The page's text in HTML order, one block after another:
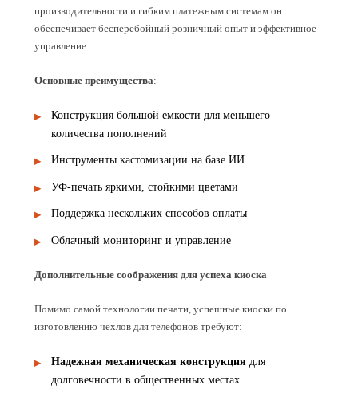
производительности и гибким платежным системам он
обеспечивает бесперебойный розничный опыт и эффективное
управление.
Основные преимущества:
Конструкция большой емкости для меньшего
количества пополнений
Инструменты кастомизации на базе ИИ
УФ-печать яркими, стойкими цветами
Поддержка нескольких способов оплаты
Облачный мониторинг и управление
Дополнительные соображения для успеха киоска
Помимо самой технологии печати, успешные киоски по
изготовлению чехлов для телефонов требуют:
Надежная механическая конструкция для
долговечности в общественных местах